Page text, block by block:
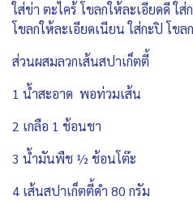
ใส่ข่า ตะไคร้ โขลกให้ละเอียดดี ใ
โขลกให้ละเอียดเนียน ใส่กะปิ โข
ส่วนผสมลวกเส้นสปาเก็ตตี้
1 น้ำสะอาด พอท่วมเส้น
2 เกลือ 1 ช้อนชา
3 น้ำมันพืช ½ ช้อนโต๊ะ
4 เส้นสปาเก็ตตี้ดำ 80 กรัม